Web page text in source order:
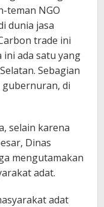
teman NGO
dunia jasa
trade ini
ini ada satu yang
Sebagian
di
selain karena
Dinas
mengutamakan
adat.
adat